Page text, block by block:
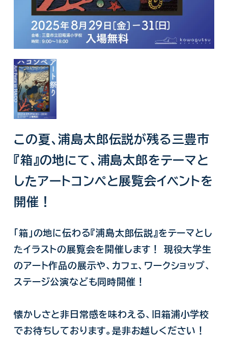
この夏、浦島太郎伝説が残る三豊市
『箱』の地にて、浦島太郎をテーマと
したアートコンペと展覧会イベントを
開催！
｢箱｣の地に伝わる『浦島太郎伝説』をテーマとし
たイラストの展覧会を開催します！ 現役大学生
のアート作品の展示や、カフェ、ワークショップ、
ステージ公演なども同時開催！
懐かしさと非日常感を味わえる、旧箱浦小学校
でお待ちしております。是非お越しください！